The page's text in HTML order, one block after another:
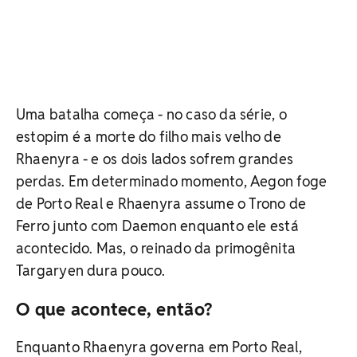
Uma batalha começa - no caso da série, o
estopim é a morte do filho mais velho de
Rhaenyra - e os dois lados sofrem grandes
perdas. Em determinado momento, Aegon foge
de Porto Real e Rhaenyra assume o Trono de
Ferro junto com Daemon enquanto ele está
acontecido. Mas, o reinado da primogênita
Targaryen dura pouco.
O que acontece, então?
Enquanto Rhaenyra governa em Porto Real,